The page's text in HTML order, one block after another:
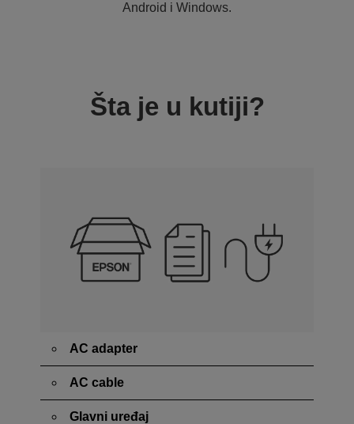
Android i Windows.
Šta je u kutiji?
AC adapter
AC cable
Glavni uređaj